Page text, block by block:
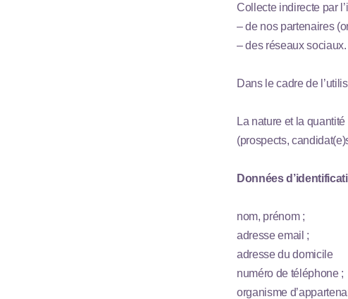
Collecte indirecte par
– de nos partenaires
– des réseaux sociaux.
Dans le cadre de
La nature et la
(prospects,
Données
nom, prénom ;
adresse email ;
adresse du domicile
numéro de téléphone ;
organisme